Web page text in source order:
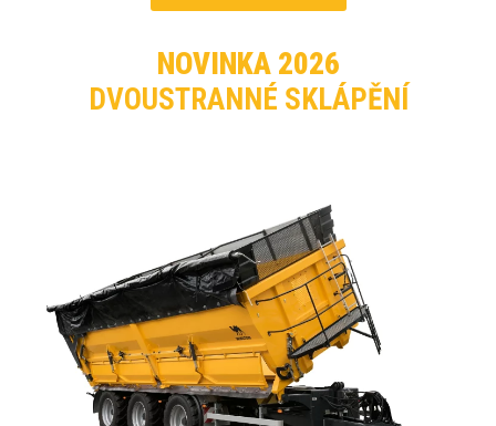
NOVINKA 2026
DVOUSTRANNÉ SKLÁPĚNÍ